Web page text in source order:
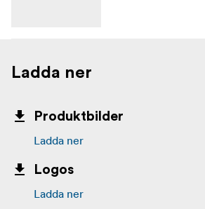
Ladda ner
Produktbilder
Ladda ner
Logos
Ladda ner